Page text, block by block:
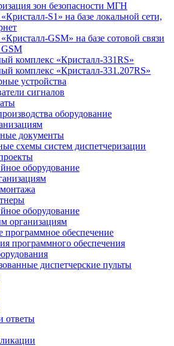
зон безопасности МГН
S1» на базе локальной сети,
GSM» на базе сотовой связи
GSM
комплекс «Кристалл-331RS»
комплекс «Кристалл-331.207RS»
устройства
сигналов
оборудование
документы
схемы систем диспетчеризации
оборудование
оборудование
организациям
программное обеспечение
программного обеспечения
диспетчерские пульты
ответы